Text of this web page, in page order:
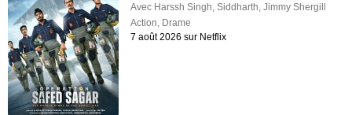
Avec Harssh Singh ,Siddharth ,Jimmy Shergill
Action Drame
7 août 2026 sur Netflix